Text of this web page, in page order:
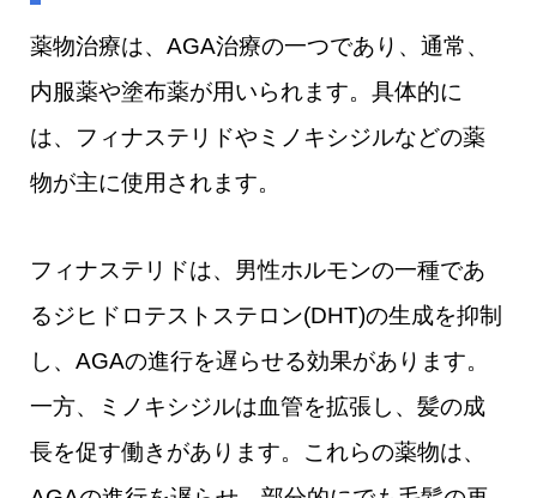
薬物治療は、AGA治療の一つであり、通常、
内服薬や塗布薬が用いられます。具体的に
は、フィナステリドやミノキシジルなどの薬
物が主に使用されます。
フィナステリドは、男性ホルモンの一種であ
るジヒドロテストステロン(DHT)の生成を抑制
し、AGAの進行を遅らせる効果があります。
一方、ミノキシジルは血管を拡張し、髪の成
長を促す働きがあります。これらの薬物は、